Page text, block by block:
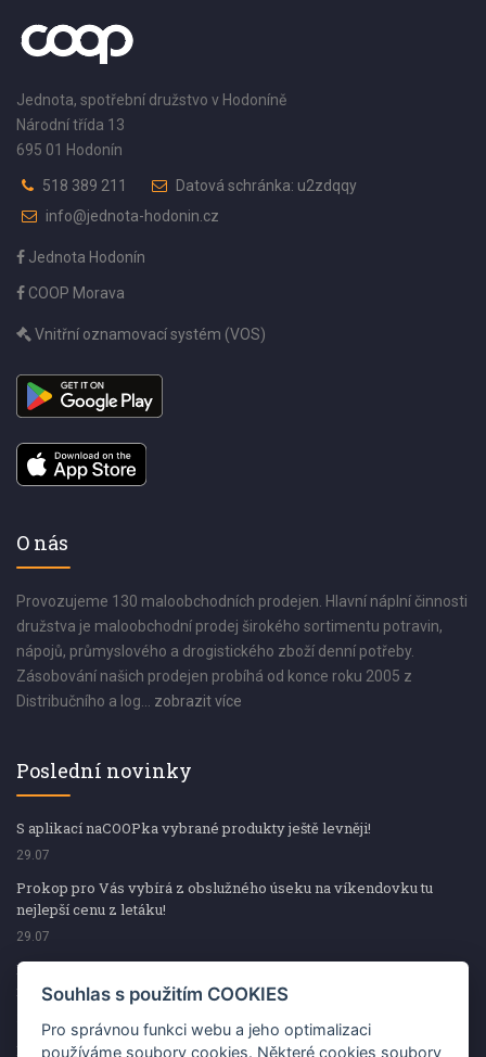
Jednota, spotřební družstvo v Hodoníně
Národní třída 13
695 01 Hodonín
518 389 211
Datová schránka: u2zdqqy
info@jednota-hodonin.cz
Jednota Hodonín
COOP Morava
Vnitřní oznamovací systém (VOS)
O nás
Provozujeme 130 maloobchodních prodejen. Hlavní náplní činnosti
družstva je maloobchodní prodej širokého sortimentu potravin,
nápojů, průmyslového a drogistického zboží denní potřeby.
Zásobování našich prodejen probíhá od konce roku 2005 z
Distribučního a log... zobrazit více
Poslední novinky
S aplikací naCOOPka vybrané produkty ještě levněji!
29.07
Prokop pro Vás vybírá z obslužného úseku na víkendovku tu
nejlepší cenu z letáku!
29.07
Prokop pro Vás vybírá z obslužného úseku na víkendovku tu
nejlepší cenu z letáku!
Kup špekáčky od Váhaly a vyhraj s naCOOPkou sekerku Fiskars
Souhlas s použitím COOKIES
Pro správnou funkci webu a jeho optimalizaci
používáme soubory cookies. Některé cookies soubory